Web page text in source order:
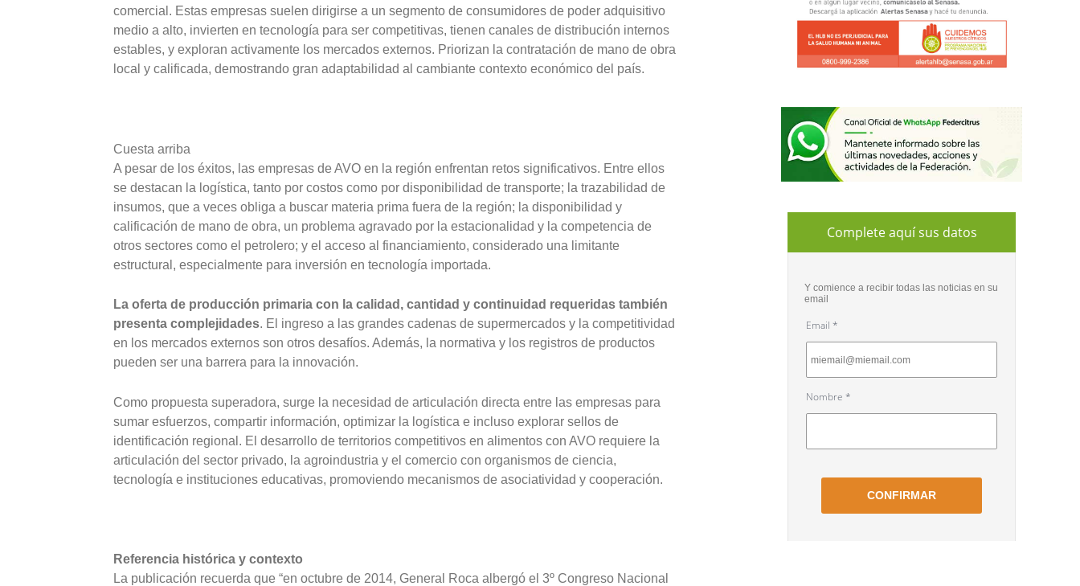
comercial. Estas empresas suelen dirigirse a un segmento de consumidores de poder adquisitivo
medio a alto, invierten en tecnología para ser competitivas, tienen canales de distribución internos
estables, y exploran activamente los mercados externos. Priorizan la contratación de mano de obra
local y calificada, demostrando gran adaptabilidad al cambiante contexto económico del país.
Cuesta arriba
A pesar de los éxitos, las empresas de AVO en la región enfrentan retos significativos. Entre ellos
se destacan la logística, tanto por costos como por disponibilidad de transporte; la trazabilidad de
insumos, que a veces obliga a buscar materia prima fuera de la región; la disponibilidad y
calificación de mano de obra, un problema agravado por la estacionalidad y la competencia de
otros sectores como el petrolero; y el acceso al financiamiento, considerado una limitante
estructural, especialmente para inversión en tecnología importada.
La oferta de producción primaria con la calidad, cantidad y continuidad requeridas también
presenta complejidades. El ingreso a las grandes cadenas de supermercados y la competitividad
en los mercados externos son otros desafíos. Además, la normativa y los registros de productos
pueden ser una barrera para la innovación.
Como propuesta superadora, surge la necesidad de articulación directa entre las empresas para
sumar esfuerzos, compartir información, optimizar la logística e incluso explorar sellos de
identificación regional. El desarrollo de territorios competitivos en alimentos con AVO requiere la
articulación del sector privado, la agroindustria y el comercio con organismos de ciencia,
tecnología e instituciones educativas, promoviendo mecanismos de asociatividad y cooperación.
Referencia histórica y contexto
La publicación recuerda que “en octubre de 2014, General Roca albergó el 3º Congreso Nacional